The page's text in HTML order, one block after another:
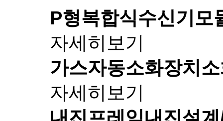
P형복합식수신기모
자세히보기
가스자동소화장치
자세히보기